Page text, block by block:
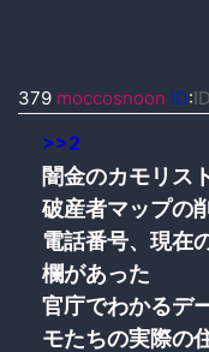
379 moccosnoon ID:
>>2
闇金のカモリス
破産者マップの
電話番号、現在
欄があった
官庁でわかるデ
モたちの実際の